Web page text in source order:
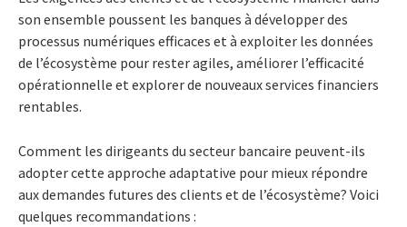
son ensemble poussent les banques à développer des
processus numériques efficaces et à exploiter les données
de l’écosystème pour rester agiles, améliorer l’efficacité
opérationnelle et explorer de nouveaux services financiers
rentables.
Comment les dirigeants du secteur bancaire peuvent-ils
adopter cette approche adaptative pour mieux répondre
aux demandes futures des clients et de l’écosystème? Voici
quelques recommandations :